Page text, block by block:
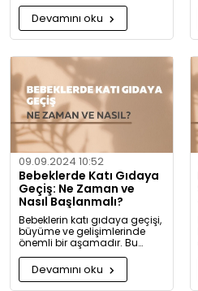
alınabilir? Artık alerjiye karşı
daha bilgili olacaksınız!
Devamını oku
09.09.2024 10:52
Bebeklerde Katı Gıdaya
Geçiş: Ne Zaman ve
Nasıl Başlanmalı?
Bebeklerin katı gıdaya geçişi,
büyüme ve gelişimlerinde
önemli bir aşamadır. Bu
konuda bilmeniz gerekenleri
detaylıca anlattık!
Devamını oku